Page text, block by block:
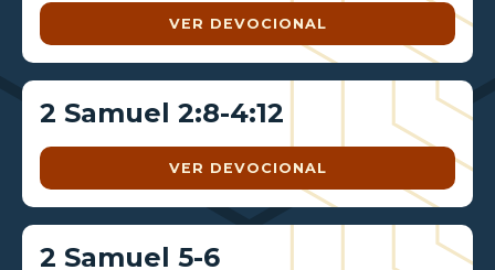
VER DEVOCIONAL
2 Samuel 2:8-4:12
VER DEVOCIONAL
2 Samuel 5-6